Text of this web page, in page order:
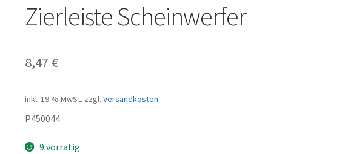
Zierleiste Scheinwerfer
8,47 €
inkl. 19 % MwSt. zzgl. Versandkosten
P450044
9 vorrätig